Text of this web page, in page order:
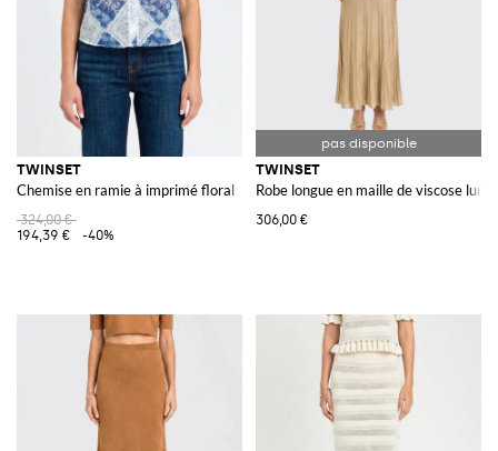
TWINSET
Chemise en ramie à imprimé floral
324,00 €
194,39 €
-40%
TWINSET
Robe longue en maille de viscose lurex
306,00 €